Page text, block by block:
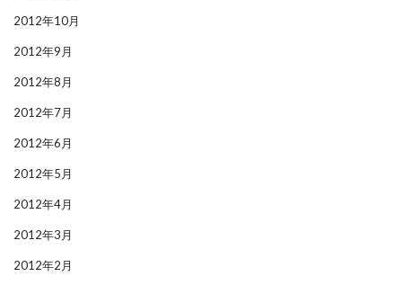
2012年10月
2012年9月
2012年8月
2012年7月
2012年6月
2012年5月
2012年4月
2012年3月
2012年2月